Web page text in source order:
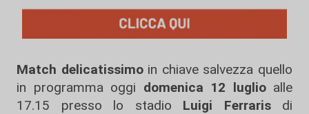
Match delicatissimoin chiave salvezza quello
in programma oggi domenica 12 luglio alle
17.15 presso lo stadio Luigi Ferrarisdi